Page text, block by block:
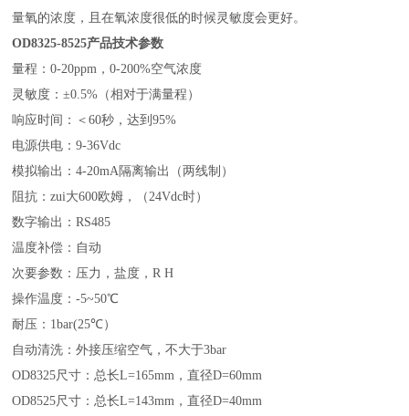
量氧的浓度，且在氧浓度很低的时候灵敏度会更好。
OD8325-8525产品技术参数
量程：0-20ppm，0-200%空气浓度
灵敏度：±0.5%（相对于满量程）
响应时间：＜60秒，达到95%
电源供电：9-36Vdc
模拟输出：4-20mA隔离输出（两线制）
阻抗：zui大600欧姆，（24Vdc时）
数字输出：RS485
温度补偿：自动
次要参数：压力，盐度，R H
操作温度：-5~50℃
耐压：1bar(25℃）
自动清洗：外接压缩空气，不大于3bar
OD8325尺寸：总长L=165mm，直径D=60mm
OD8525尺寸：总长L=143mm，直径D=40mm